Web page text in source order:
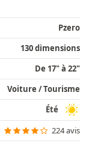
Pzero
130 dimensions
De 17" à 22"
Voiture / Tourisme
Été
224 avis